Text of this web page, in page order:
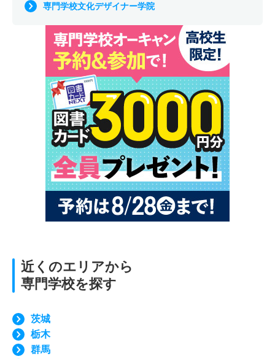
専門学校文化デザイナー学院
近くのエリアから
専門学校を探す
茨城
栃木
群馬